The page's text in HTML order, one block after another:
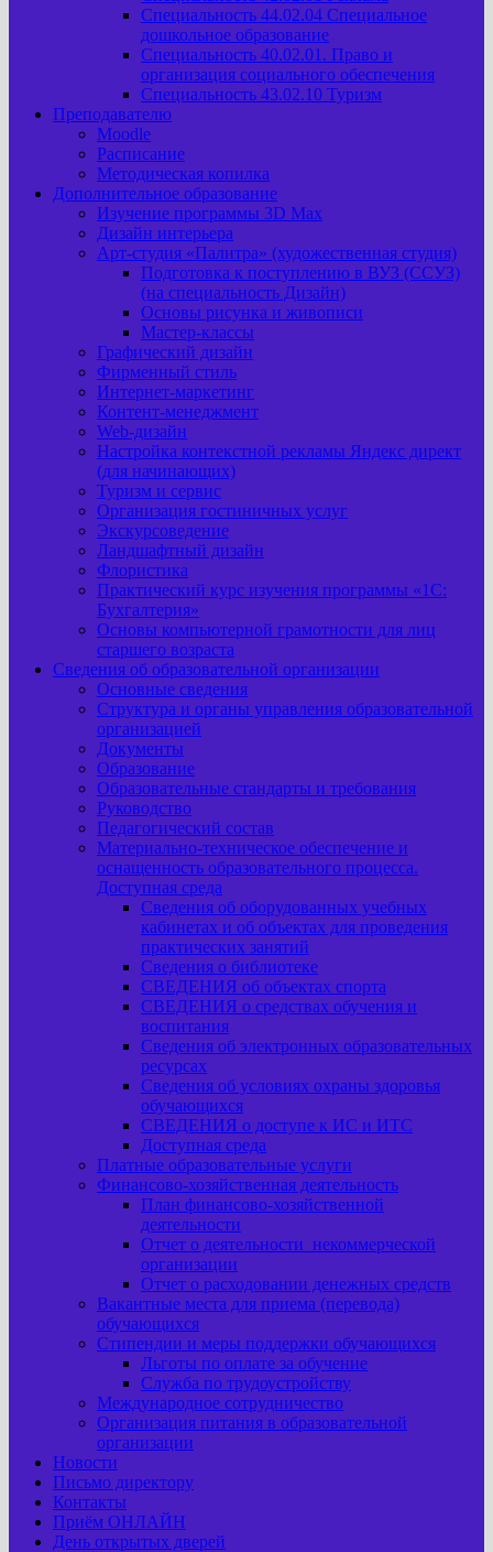
Специальность 44.02.04 Специальное
дошкольное образование
Специальность 40.02.01. Право и
организация социального обеспечения
Специальность 43.02.10 Туризм
Преподавателю
Moodle
Расписание
Методическая копилка
Дополнительное образование
Изучение программы 3D Max
Дизайн интерьера
Арт-cтудия «Палитра» (художественная студия)
Подготовка к поступлению в ВУЗ (ССУЗ)
(на специальность Дизайн)
Основы рисунка и живописи
Мастер-классы
Графический дизайн
Фирменный стиль
Интернет-маркетинг
Контент-менеджмент
Web-дизайн
Настройка контекстной рекламы Яндекс директ
(для начинающих)
Туризм и сервис
Организация гостиничных услуг
Экскурсоведение
Ландшафтный дизайн
Флористика
Практический курс изучения программы «1С:
Бухгалтерия»
Основы компьютерной грамотности для лиц
старшего возраста
Сведения об образовательной организации
Основные сведения
Структура и органы управления образовательной
организацией
Документы
Образование
Образовательные стандарты и требования
Руководство
Педагогический состав
Материально-техническое обеспечение и
оснащенность образовательного процесса.
Доступная среда
Сведения об оборудованных учебных
кабинетах и об объектах для проведения
практических занятий
Сведения о библиотеке
СВЕДЕНИЯ об объектах спорта
СВЕДЕНИЯ о средствах обучения и
воспитания
Сведения об электронных образовательных
ресурсах
Сведения об условиях охраны здоровья
обучающихся
СВЕДЕНИЯ о доступе к ИС и ИТС
Доступная среда
Платные образовательные услуги
Финансово-хозяйственная деятельность
План финансово-хозяйственной
деятельности
Отчет о деятельности некоммерческой
организации
Отчет о расходовании денежных средств
Вакантные места для приема (перевода)
обучающихся
Стипендии и меры поддержки обучающихся
Льготы по оплате за обучение
Служба по трудоустройству
Международное сотрудничество
Организация питания в образовательной
организации
Новости
Письмо директору
Контакты
Приём ОНЛАЙН
День открытых дверей